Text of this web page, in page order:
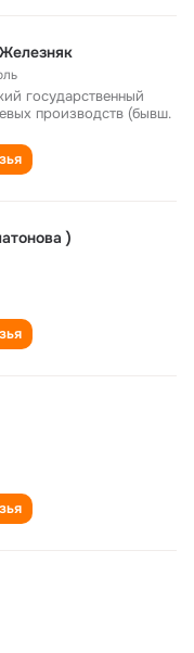
государственный
производств (бывш.
)